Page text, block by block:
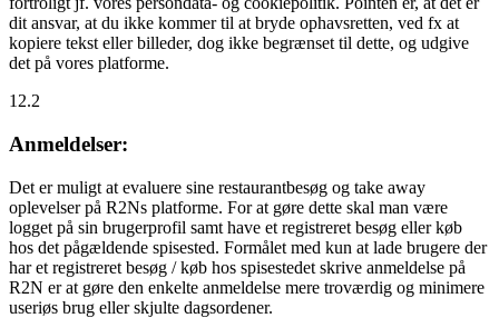
dit ansvar, at du ikke kommer til at bryde ophavsretten, ved fx at
kopiere tekst eller billeder, dog ikke begrænset til dette, og udgive
det på vores platforme.
12.2
Anmeldelser:
Det er muligt at evaluere sine restaurantbesøg og take away
oplevelser på R2Ns platforme. For at gøre dette skal man være
logget på sin brugerprofil samt have et registreret besøg eller køb
hos det pågældende spisested. Formålet med kun at lade brugere der
har et registreret besøg / køb hos spisestedet skrive anmeldelse på
R2N er at gøre den enkelte anmeldelse mere troværdig og minimere
useriøs brug eller skjulte dagsordener.